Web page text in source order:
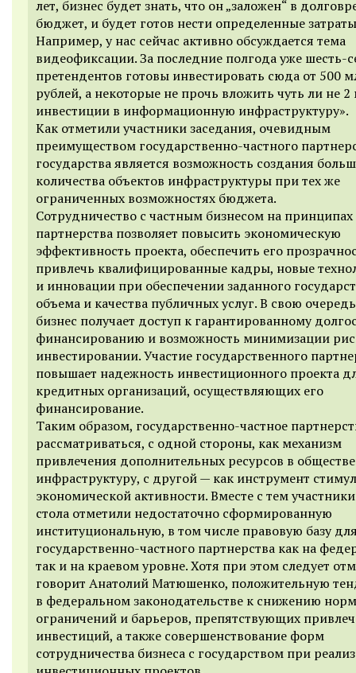
лет, бизнес будет знать, что он „заложен“ в
бюджет, и будет готов нести определенные
Например, у нас сейчас активно обсуждается тема
видеофиксации. За последние полгода уже шесть-
претендентов готовы инвестировать сюда от 500
рублей, а некоторые не прочь вложить чуть ли не
инвестиции в информационную инфраструктуру».
Как отметили участники заседания, очевидным
преимуществом государственно-частного
государства является возможность создания
количества объектов инфраструктуры при тех же
ограниченных возможностях бюджета.
Сотрудничество с частным бизнесом на принципах
партнерства позволяет повысить экономическую
эффективность проекта, обеспечить его
привлечь квалифицированные кадры, новые
и инновации при обеспечении заданного
объема и качества публичных услуг. В свою
бизнес получает доступ к гарантированному
финансированию и возможность минимизации
инвестировании. Участие государственного
повышает надежность инвестиционного проекта
кредитных организаций, осуществляющих его
финансирование.
Таким образом, государственно-частное
рассматриваться, с одной стороны, как механизм
привлечения дополнительных ресурсов в
инфраструктуру, с другой — как инструмент
экономической активности. Вместе с тем
стола отметили недостаточно сформированную
институциональную, в том числе правовую базу
государственно-частного партнерства как на
так и на краевом уровне. Хотя при этом следует
говорит Анатолий Матюшенко, положительную
в федеральном законодательстве к снижению
ограничений и барьеров, препятствующих
инвестиций, а также совершенствование форм
сотрудничества бизнеса с государством при